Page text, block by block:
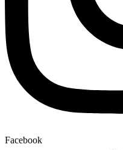
Facebook